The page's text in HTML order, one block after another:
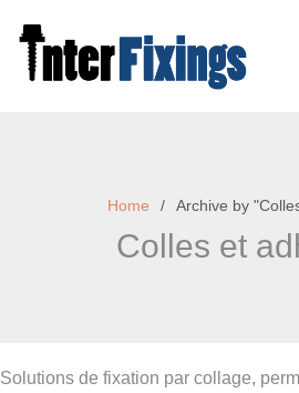
content
Home Archive by
Colles et
Solutions de fixation par collage,